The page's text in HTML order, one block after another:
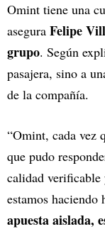
Omint tiene una
asegura Felipe
grupo. Según
pasajera, sino a
de la compañía.
“Omint, cada vez
que pudo
calidad
estamos haciendo
apuesta aislada,